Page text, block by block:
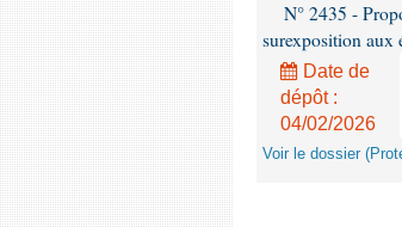
N° 2435 -
surexposition aux
Date de
dépôt :
04/02/2026
Voir le dossier